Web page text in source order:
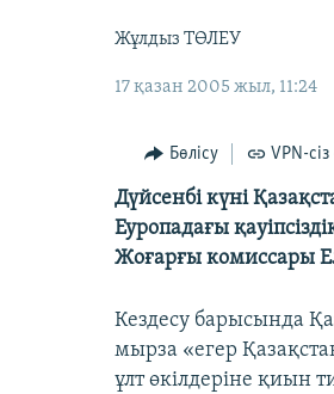
Жұлдыз ТӨЛЕУ
17 қазан 2005 жыл, 11:24
Бөлісу VPN-
Дүйсенбі күні
Еуропадағы
Жоғарғы комиссары
Кездесу барысында
мырза «егер
ұлт өкілдеріне қиын